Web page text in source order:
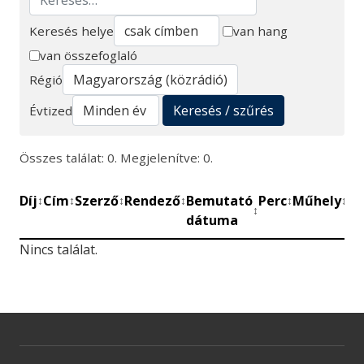
Keresés
Keresés helye
van hang
van összefoglaló
Régió
Évtized
Keresés / szűrés
Összes találat: 0. Megjelenítve: 0.
Díj↕Cím↕Szerző↕Rendező↕Bemutató
dátuma
↕
Perc↕Műhely↕
Nincs találat.